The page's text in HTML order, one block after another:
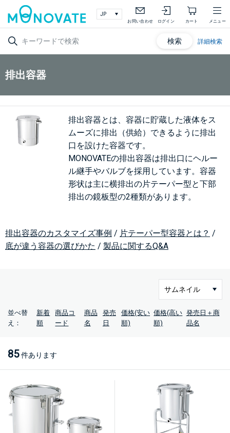
お問い合わせ ログイン カート メニュー
検索 詳細検索
排出容器
排出容器とは、容器に貯蔵した液体をス
ムーズに排出（供給）できるように排出
口を設けた容器です。
MONOVATEの排出容器は排出口にヘルー
ル継手やバルブを採用しています。容器
形状は主に横排出の片テーパー型と下部
排出の鏡板型の2種類があります。
排出容器のカスタマイズ事例 / 片テーパー型容器とは？ /
底が違う容器の選びかた / 製品に関するQ&A
並べ替
え：
新着
順
商品コ
ード
商品
名
発売
日
価格(安い
順)
価格(高い
順)
発売日＋商
品名
85 件あります